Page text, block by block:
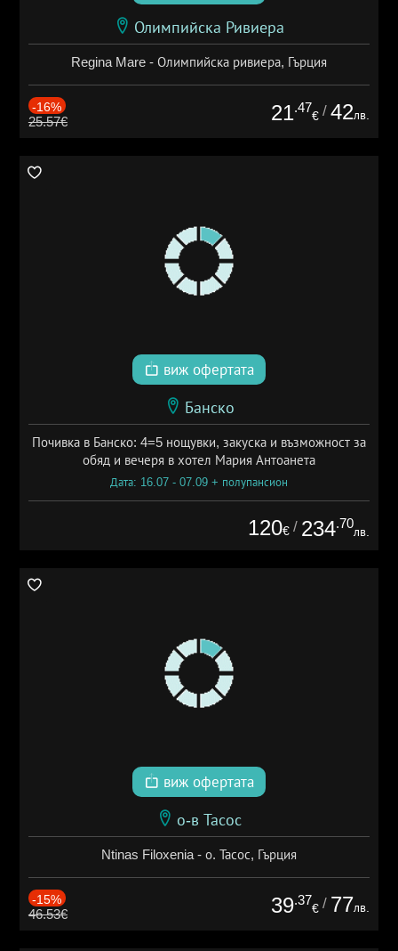
Олимпийска Ривиера
Regina Mare - Олимпийска ривиера, Гърция
-16%
25.57€ 21.47
€ / 42лв.
виж офертата
Банско
Почивка в Банско: 4=5 нощувки, закуска и възможност за
обяд и вечеря в хотел Мария Антоанета
Дата: 16.07 - 07.09 + полупансион
120€ / 234.70
лв.
виж офертата
о-в Тасос
Ntinas Filoxenia - о. Тасос, Гърция
-15%
46.53€ 39.37
€ / 77лв.